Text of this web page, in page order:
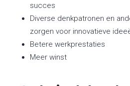
succes
Diverse denkpatronen en
zorgen voor innovatieve
Betere werkprestaties
Meer winst